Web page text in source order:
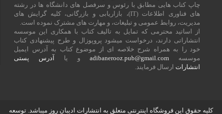
چاپ کتاب هایی مطابق با رئوس و سرفصل های دانشگاه ها در رشته
های فناوری اطلاعات (IT)، بازاریابی و بازرگانی، کلیه گرایش های
مدیریت، روابط عمومی و تبلیغات، و مهارت های مشترک نموده است.
از اساتید محترمی که تمایل به تالیف کتاب با همکاری این موسسه
انتشاراتی دارند، درخواست میشود پروپوزال و طرح پیشنهادی کتاب
خود را به همراه شرح خلاصه ای از موضوع کتاب به آدرس ایمیل
موسسه adibanerooz.pub@gmail.com و یا
آدرس پستی
انتشارات ارسال فرمایند.
کلیه حقوق این فروشگاه اینترنتی متعلق به انتشارات ادیبان روز میباشد. توسعه